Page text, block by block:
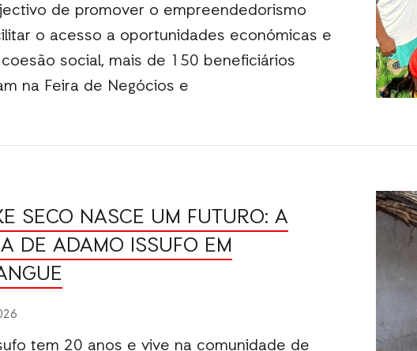
de promover o empreendedorismo
o acesso a oportunidades económicas e
social, mais de 150 beneficiários
na Feira de Negócios e
SECO NASCE UM FUTURO: A
DE ADAMO ISSUFO EM
tem 20 anos e vive na comunidade de